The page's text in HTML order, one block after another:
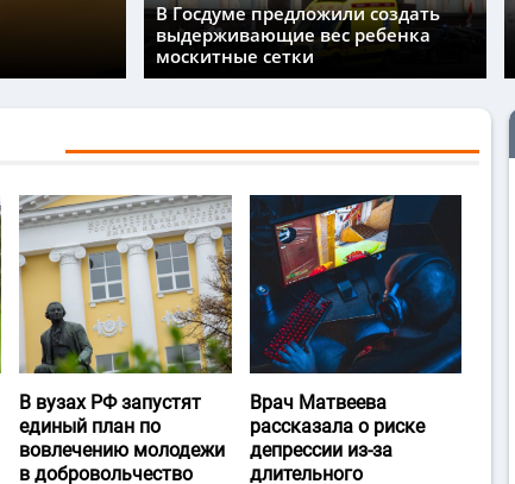
В Госдуме предложили создать
выдерживающие вес ребенка
москитные сетки
В вузах РФ запустят
единый план по
вовлечению молодежи
в добровольчество
Врач Матвеева
рассказала о риске
депрессии из-за
длительного